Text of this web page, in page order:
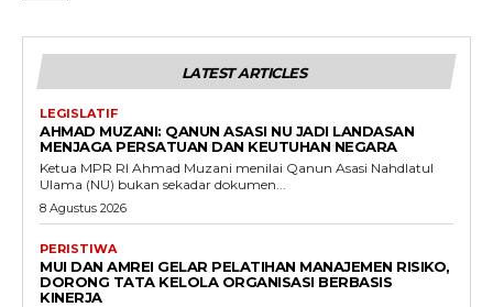
LATEST ARTICLES
LEGISLATIF
AHMAD MUZANI: QANUN ASASI NU JADI LANDASAN
MENJAGA PERSATUAN DAN KEUTUHAN NEGARA
Ketua MPR RI Ahmad Muzani menilai Qanun Asasi Nahdlatul
Ulama (NU) bukan sekadar dokumen...
8 Agustus 2026
PERISTIWA
MUI DAN AMREI GELAR PELATIHAN MANAJEMEN RISIKO,
DORONG TATA KELOLA ORGANISASI BERBASIS
KINERJA